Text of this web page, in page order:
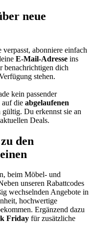
neue
abonniere einfach
E-Mail-Adresse ins
benachrichtigen dich
stehen.
kein passender
auf die abgelaufenen
Du erkennst sie an
Deals.
den
beim Möbel- und
unseren Rabattcodes
wechselnden Angebote in
hochwertige
Ergänzend dazu
Friday für zusätzliche